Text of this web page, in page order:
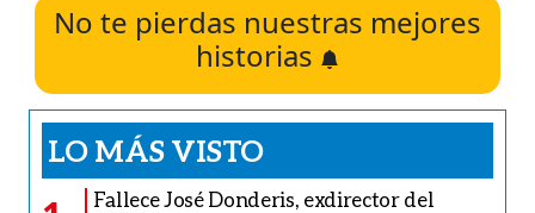
No te pierdas nuestras mejores
historias
LO MÁS VISTO
Fallece José Donderis, exdirector del